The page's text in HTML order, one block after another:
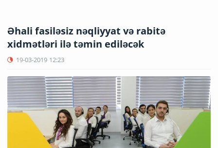
Əhali fasiləsiz nəqliyyat və rabitə
xidmətləri ilə təmin ediləcək
19-03-2019 12:23